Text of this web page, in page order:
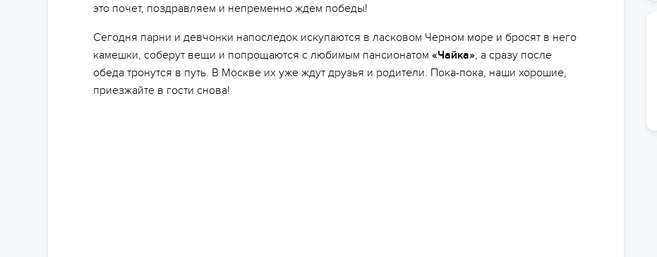
это почет, поздравляем и непременно ждем победы!
Сегодня парни и девчонки напоследок искупаются в ласковом Черном море и бросят в него
камешки, соберут вещи и попрощаются с любимым пансионатом «Чайка», а сразу после
обеда тронутся в путь. В Москве их уже ждут друзья и родители. Пока-пока, наши хорошие,
приезжайте в гости снова!